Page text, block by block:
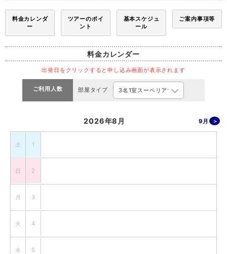
料金カレンダ
ー
ツアーのポイ
ント
基本スケジュ
ール
ご案内事項等
料金カレンダー
出発日をクリックすると申し込み画面が表示されます
ご利用人数 部屋タイプ
2026年8月 9月
土 1
日 2
月 3
火 4
水 5